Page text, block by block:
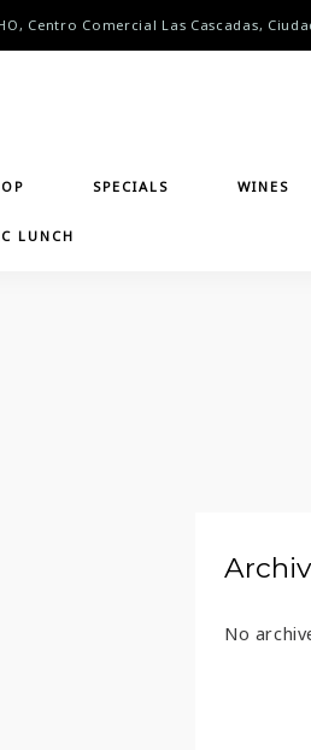
Centro Comercial Las Cascadas,
SPECIALS WINES
LUNCH
No